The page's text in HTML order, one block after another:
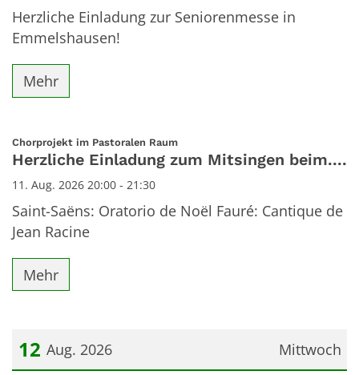
Herzliche Einladung zur Seniorenmesse in
Emmelshausen!
Mehr
Chorprojekt im Pastoralen Raum:
Herzliche Einladung zum Mitsingen beim....
11. Aug. 2026 20:00 - 21:30
Saint-Saëns: Oratorio de Noël Fauré: Cantique de
Jean Racine
Mehr
Mittwoch
12 Aug. 2026